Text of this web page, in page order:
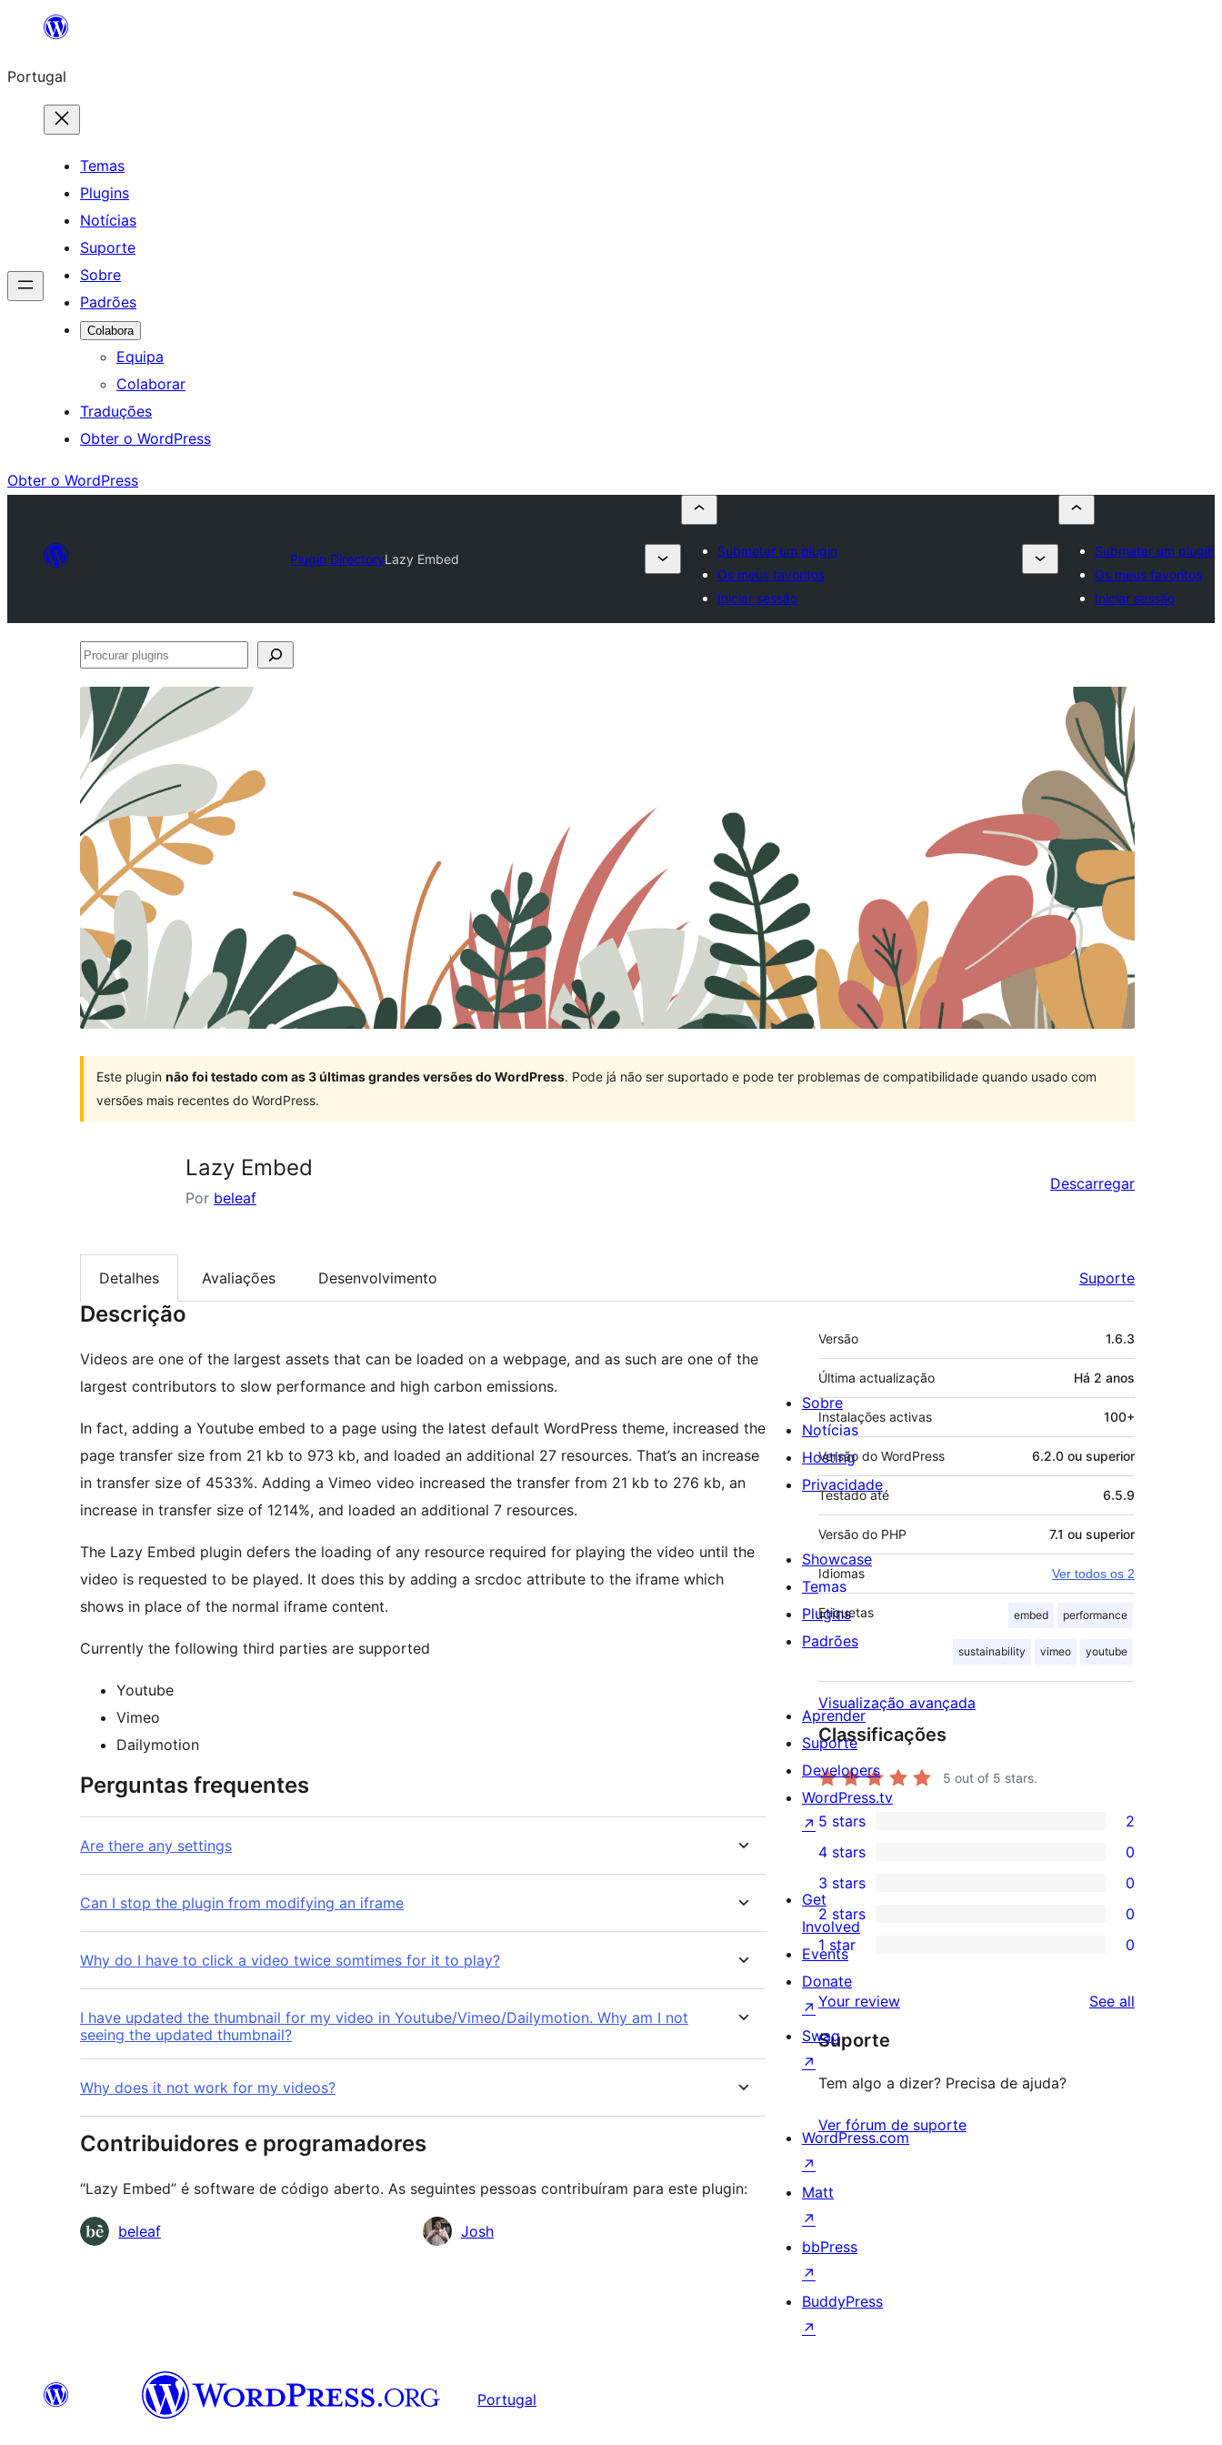
Saltar
o
conteúdo
Portugal
Temas
Plugins
Notícias
Suporte
Sobre
Padrões
Colabora
Equipa
Colaborar
Traduções
Obter o WordPress
Obter o WordPress
Plugin DirectoryLazy Embed
Submeter um plugin
Os meus favoritos
Iniciar sessão
Submeter um plugin
Os meus favoritos
Iniciar sessão
Procurar
Este plugin não foi testado com as 3 últimas grandes versões do WordPress. Pode já não ser suportado e pode ter problemas de compatibilidade quando usado com
versões mais recentes do WordPress.
Lazy Embed
Por beleaf
Descarregar
Detalhes Avaliações Desenvolvimento Suporte
Descrição
Videos are one of the largest assets that can be loaded on a webpage, and as such are one of the
largest contributors to slow performance and high carbon emissions.
In fact, adding a Youtube embed to a page using the latest default WordPress theme, increased the
page transfer size from 21 kb to 973 kb, and loaded an additional 27 resources. That’s an increase
in transfer size of 4533%. Adding a Vimeo video increased the transfer from 21 kb to 276 kb, an
increase in transfer size of 1214%, and loaded an additional 7 resources.
The Lazy Embed plugin defers the loading of any resource required for playing the video until the
video is requested to be played. It does this by adding a srcdoc attribute to the iframe which
shows in place of the normal iframe content.
Currently the following third parties are supported
Youtube
Vimeo
Dailymotion
Perguntas frequentes
Are there any settings
Can I stop the plugin from modifying an iframe
Why do I have to click a video twice somtimes for it to play?
I have updated the thumbnail for my video in Youtube/Vimeo/Dailymotion. Why am I not
seeing the updated thumbnail?
Why does it not work for my videos?
Contribuidores e programadores
“Lazy Embed” é software de código aberto. As seguintes pessoas contribuíram para este plugin:
Contribuidores
beleaf Josh
Metadados
Versão 1.6.3
Última actualização Há 2 anos
Instalações activas 100+
Versão do WordPress 6.2.0 ou superior
Testado até 6.5.9
Versão do PHP 7.1 ou superior
Idiomas Ver todos os 2
Etiquetas embed performance
sustainability vimeo youtube
Visualização avançada
Classificações
5 out of 5 stars.
2
5-
star
reviews
5 stars 2
4-
star
reviews
4 stars 0
0
3-
star
reviews
3 stars 0
0
2-
star
reviews
2 stars 0
0
1-
star
reviews
1 star 0
Your review See all
Suporte
Tem algo a dizer? Precisa de ajuda?
Ver fórum de suporte
Sobre
Notícias
Hosting
Privacidade
Showcase
Temas
Plugins
Padrões
Aprender
Suporte
Developers
WordPress.tv
↗
Get
Involved
Events
Donate
↗
Swag
↗
WordPress.com
↗
Matt
↗
bbPress
↗
BuddyPress
↗
Portugal